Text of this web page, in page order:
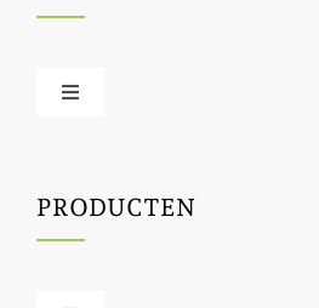
Toggle
Houtbewerking
PRODUCTEN